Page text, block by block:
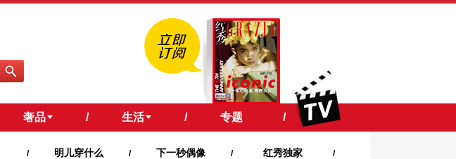
奢品 / 生活 / 专题 /
/ 明儿穿什么 / 下一秒偶像 / 红秀独家 /